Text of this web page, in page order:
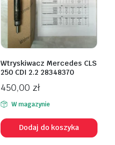
Wtryskiwacz Mercedes CLS
250 CDI 2.2 28348370
450,00 zł
W magazynie
Dodaj do koszyka